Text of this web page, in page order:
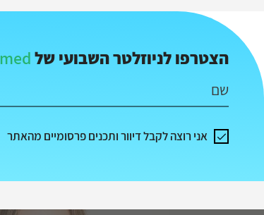
הצטרפו לניוזלטר השבועי של med
שם
אני רוצה לקבל דיוור ותכנים פרסומיים מהאתר